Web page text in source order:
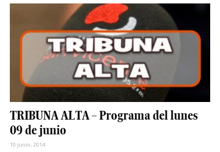
TRIBUNA ALTA – Programa del lunes
09 de junio
10 junio, 2014